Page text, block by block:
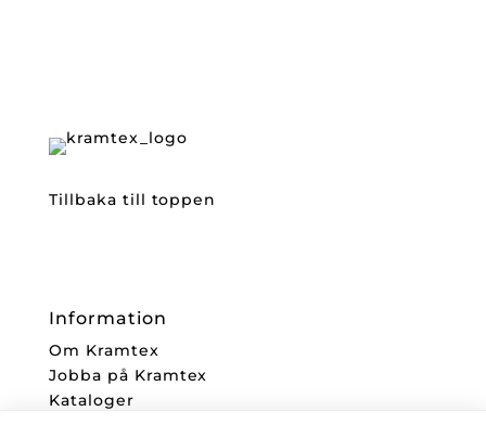
Tillbaka till toppen
Information
Om Kramtex
Jobba på Kramtex
Kataloger